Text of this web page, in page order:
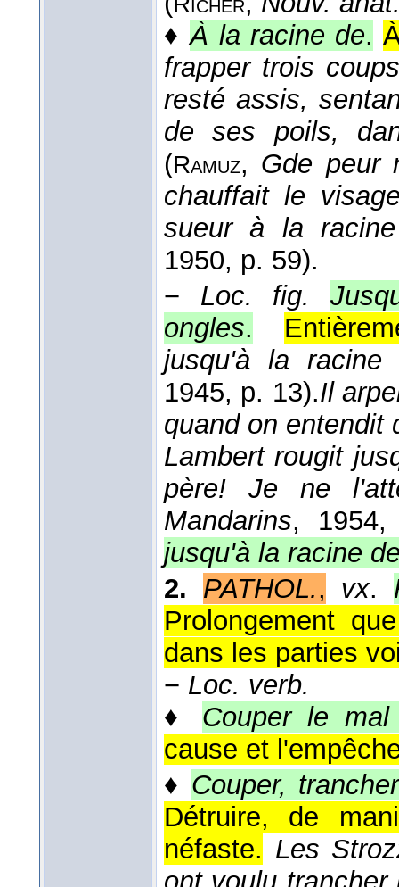
♦À la racine de.
frapper trois
resté assis,
de ses poils,
(Ramuz, Gde peur
chauffait le
sueur à la
1950, p. 59).
− Loc. fig.
ongles.
jusqu'à la racine
1945, p. 13).Il
quand on entendit
Lambert rougit
père! Je ne
Mandarins, 1954,
jusqu'à la racine
2. PATHOL., vx.
Prolongement
dans les parties
− Loc. verb.
♦ Couper le
cause et
♦ Couper,
Détruire, de
néfaste. Les